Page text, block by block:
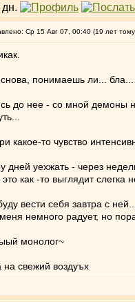
Ср 15 Авг 07, 00:40 (19 лет
снова, понимаешь ли... бла...
до нее - со мной демоны
какое-то чувство
дней уехжать - через
как -то выглядит слегка
вести себя завтра с
немного радует, но
монолог~
на свежий воздуъх